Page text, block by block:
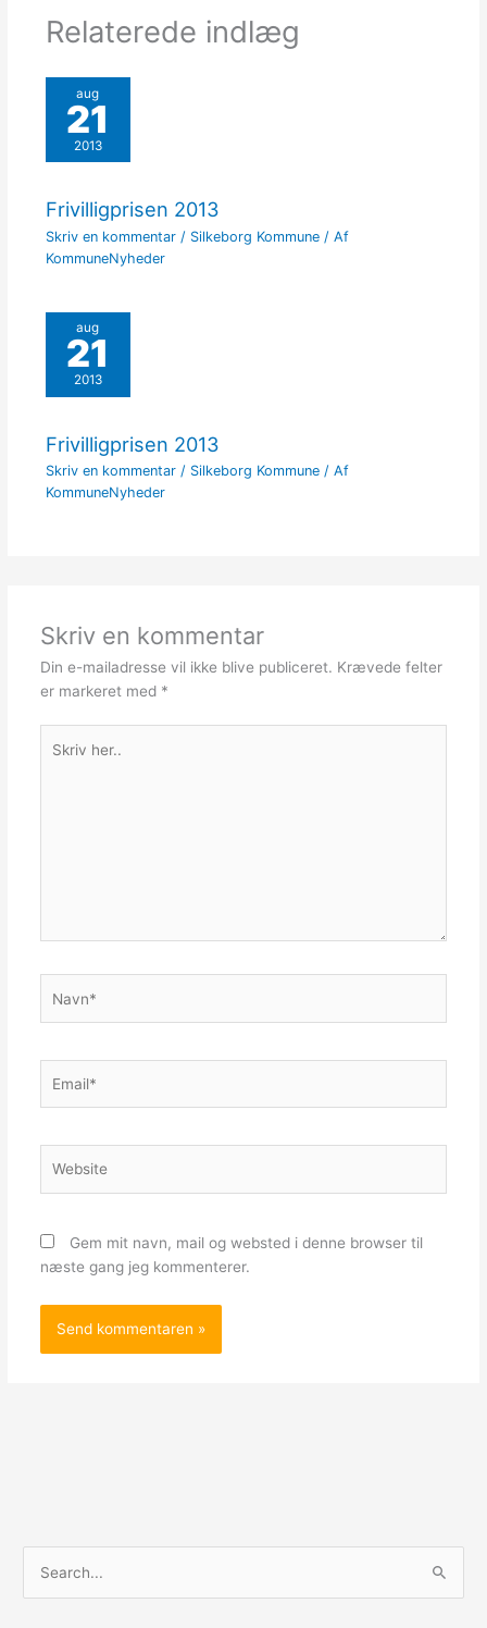
Relaterede indlæg
aug
21
2013
Frivilligprisen 2013
Skriv en kommentar / Silkeborg Kommune/ Af
KommuneNyheder
aug
21
2013
Frivilligprisen 2013
Skriv en kommentar / Silkeborg Kommune/ Af
KommuneNyheder
Skriv en kommentar
Din e-mailadresse vil ikke blive publiceret. Krævede felter
er markeret med *
her..
Gem mit navn, mail og websted i denne browser til
næste gang jeg kommenterer.